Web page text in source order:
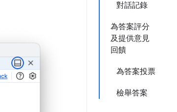
對話記錄
為答案評分
及提供意見
回饋
為答案投票
檢舉答案